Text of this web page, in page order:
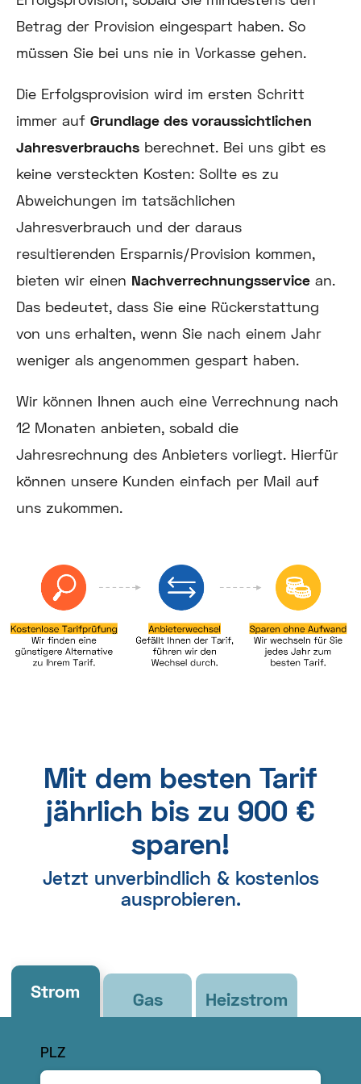
Betrag der Provision eingespart haben. So
müssen Sie bei uns nie in Vorkasse gehen.
Die Erfolgsprovision wird im ersten Schritt
immer auf Grundlage des voraussichtlichen
Jahresverbrauchs berechnet. Bei uns gibt es
keine versteckten Kosten: Sollte es zu
Abweichungen im tatsächlichen
Jahresverbrauch und der daraus
resultierenden Ersparnis/Provision kommen,
bieten wir einen Nachverrechnungsservice an.
Das bedeutet, dass Sie eine Rückerstattung
von uns erhalten, wenn Sie nach einem Jahr
weniger als angenommen gespart haben.
Wir können Ihnen auch eine Verrechnung nach
12 Monaten anbieten, sobald die
Jahresrechnung des Anbieters vorliegt. Hierfür
können unsere Kunden einfach per Mail auf
uns zukommen.
Mit dem besten Tarif
jährlich bis zu 900 €
sparen!
Jetzt unverbindlich & kostenlos
ausprobieren.
Strom Gas Heizstrom
PLZ